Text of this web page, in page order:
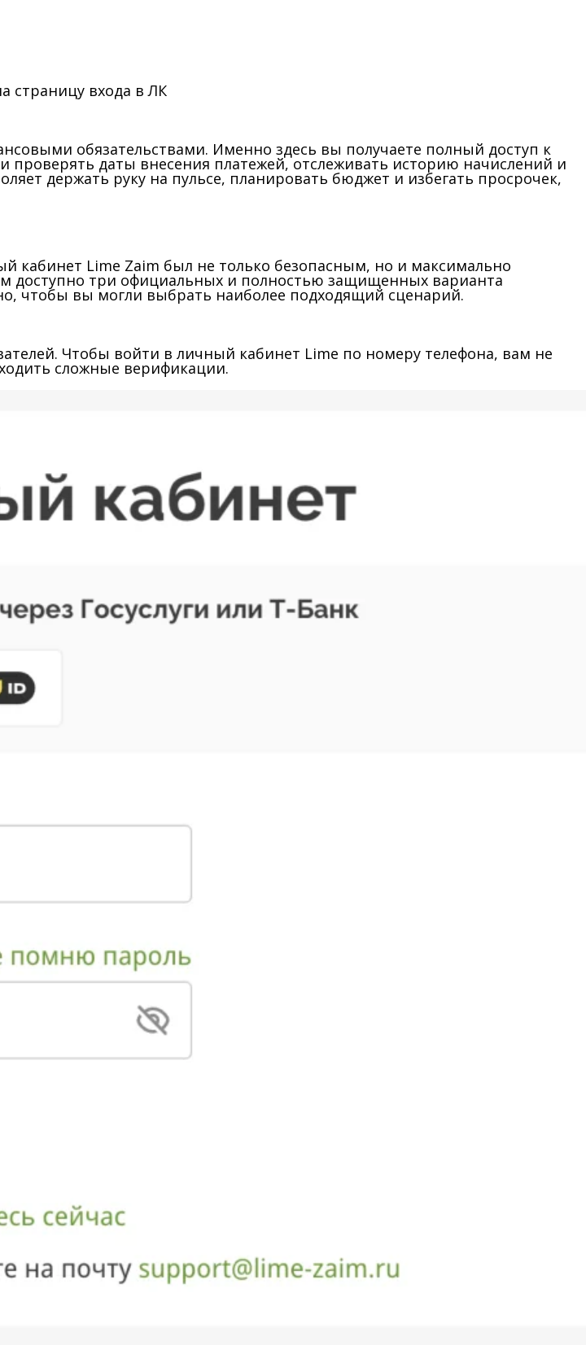
страницу входа в ЛК
обязательствами. Именно здесь вы получаете полный доступ к
даты внесения платежей, отслеживать историю начислений и
держать руку на пульсе, планировать бюджет и избегать просрочек,
кабинет Lime Zaim был не только безопасным, но и максимально
доступно три официальных и полностью защищенных варианта
чтобы вы могли выбрать наиболее подходящий сценарий.
Чтобы войти в личный кабинет Lime по номеру телефона, вам не
сложные верификации.